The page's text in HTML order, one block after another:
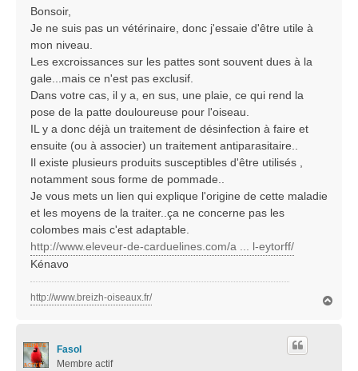
s
g
e
Bonsoir,
Je ne suis pas un vétérinaire, donc j'essaie d'être utile à
mon niveau.
Les excroissances sur les pattes sont souvent dues à la
gale...mais ce n'est pas exclusif.
Dans votre cas, il y a, en sus, une plaie, ce qui rend la
pose de la patte douloureuse pour l'oiseau.
IL y a donc déjà un traitement de désinfection à faire et
ensuite (ou à associer) un traitement antiparasitaire..
Il existe plusieurs produits susceptibles d'être utilisés ,
notamment sous forme de pommade..
Je vous mets un lien qui explique l'origine de cette maladie
et les moyens de la traiter..ça ne concerne pas les
colombes mais c'est adaptable.
http://www.eleveur-de-carduelines.com/a ... l-eytorff/
Kénavo
http://www.breizh-oiseaux.fr/
Fasol
Membre actif